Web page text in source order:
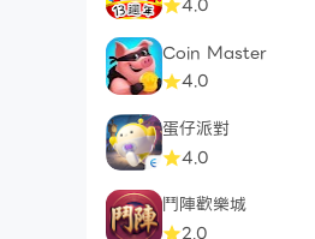
Coin Master
4.0
蛋仔派對
4.0
鬥陣歡樂城
2.0